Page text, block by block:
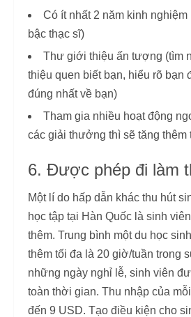
Có ít nhất 2 năm kinh
bậc thạc sĩ)
Thư giới thiệu ấn tượng (tìm
thiệu quen biết bạn, hiểu rõ bạn
đúng nhất về bạn)
Tham gia nhiều hoạt động
các giải thưởng thì sẽ tăng thêm
6. Được phép đi làm
Một lí do hấp dẫn khác thu hút
học tập tại Hàn Quốc là sinh
thêm. Trung bình một du học
thêm tối đa là 20 giờ/tuần trong
những ngày nghỉ lễ, sinh viên
toàn thời gian. Thu nhập của
đến 9 USD. Tạo điều kiện cho